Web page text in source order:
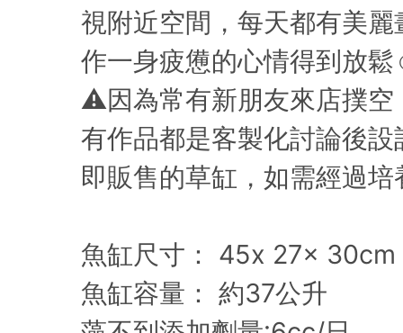
視附近空間，每天都有美
作一身疲憊的心情得到放
⚠️因為常有新朋友來店撲空
有作品都是客製化討論後
即販售的草缸，如需經過
魚缸尺寸： 45x 27x 30cm
魚缸容量： 約37公升